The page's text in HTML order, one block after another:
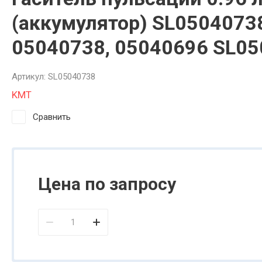
3ARM
3ARM СЕРИЯ 6
(аккумулятор)
05040738, 05040696
Артикул: SL05040738
KMT
Сравнить
Цена по запросу